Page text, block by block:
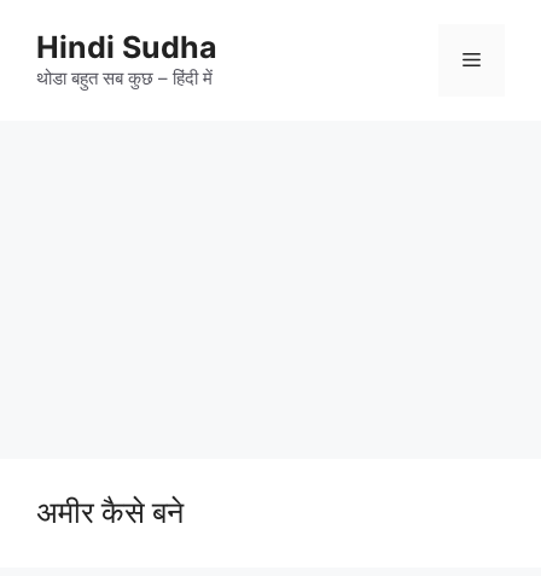
contentHindi Sudha
थोडा बहुत सब कुछ – हिंदी में
Menu
अमीर कैसे बने